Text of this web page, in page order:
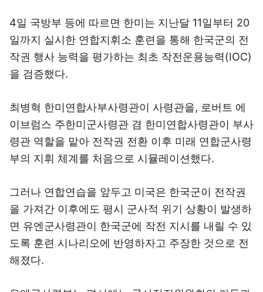
4일 국방부 등에 따르면 한미는 지난달 11일부터 20
일까지 실시한 연합지휘소 훈련을 통해 한국군의 전
작권 행사 능력을 평가하는 최초 작전운용능력(IOC)
을 검증했다.
최병혁 한미연합사부사령관이 사령관을, 로버트 에
이브럼스 주한미군사령관 겸 한미연합사령관이 부사
령관 역할을 맡아 전작권 전환 이후 미래 연합군사령
부의 지휘 체계를 처음으로 시뮬레이션했다.
그러나 연합연습을 앞두고 미국은 한국군이 전작권
을 가져간 이후에도 평시 군사적 위기 상황이 발생하
면 유엔군사령관이 한국군에 작전 지시를 내릴 수 있
도록 훈련 시나리오에 반영하자고 주장한 것으로 전
해졌다.